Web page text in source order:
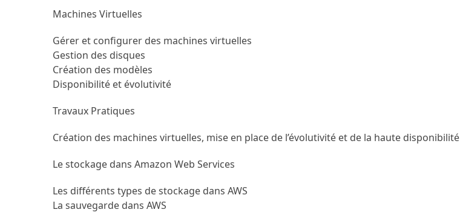
Machines Virtuelles
Gérer et configurer des machines virtuelles
Gestion des disques
Création des modèles
Disponibilité et évolutivité
Travaux Pratiques
Création des machines virtuelles, mise en place de l’évolutivité et de la haute disponibilité
Le stockage dans Amazon Web Services
Les différents types de stockage dans AWS
La sauvegarde dans AWS